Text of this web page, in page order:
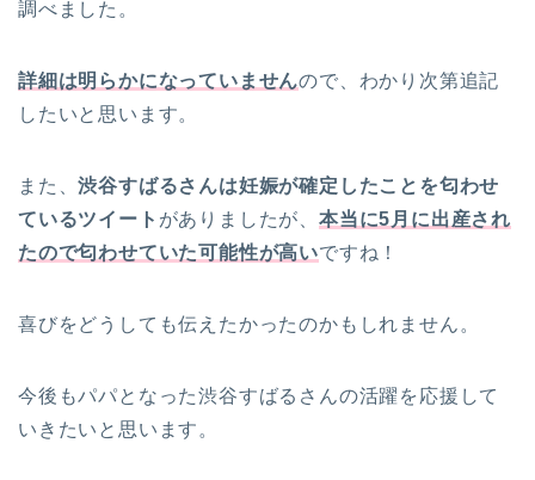
調べました。
詳細は明らかになっていませんので、わかり次第追記
したいと思います。
また、渋谷すばるさんは妊娠が確定したことを匂わせ
ているツイート がありましたが、本当に5月に出産され
たので匂わせていた可能性が高いですね！
喜びをどうしても伝えたかったのかもしれません。
今後もパパとなった渋谷すばるさんの活躍を応援して
いきたいと思います。